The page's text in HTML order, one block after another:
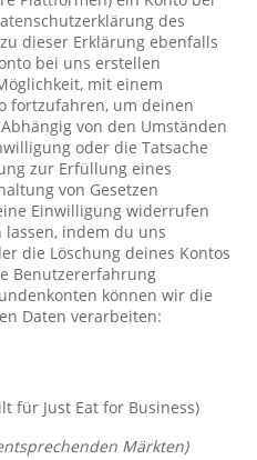
des
dieser Erklärung ebenfalls
bei uns erstellen
mit einem
fortzufahren, um deinen
von den Umständen
oder die Tatsache
zur Erfüllung eines
von Gesetzen
Einwilligung widerrufen
indem du uns
die Löschung deines Kontos
Benutzererfahrung
können wir die
Daten verarbeiten:
für Just Eat for Business)
Märkten)